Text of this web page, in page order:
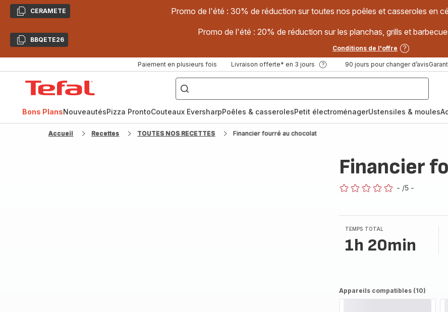
CopierCERAMETE Promo de l'été : 30% de réduction sur toutes nos poêles et casseroles en
CopierBBQETE26
Promo de l'été : 20% de réduction sur les planchas, grills et
Conditions de l'offre
Paiement en plusieurs fois Livraison offerte* en 3 jours 90 jours pour changer d’avis
["Poêles
inox,
Cake
Factory,
Bons PlansNouveautésPizza ProntoCouteaux EversharpPoêles & casserolesPetit électroménagerUstensiles & moules
Accueil Recettes TOUTES NOS RECETTES Financier fourré au chocolat
Financier
- /5 -
TEMPS TOTAL
1h 20min
Appareils compatibles (10)